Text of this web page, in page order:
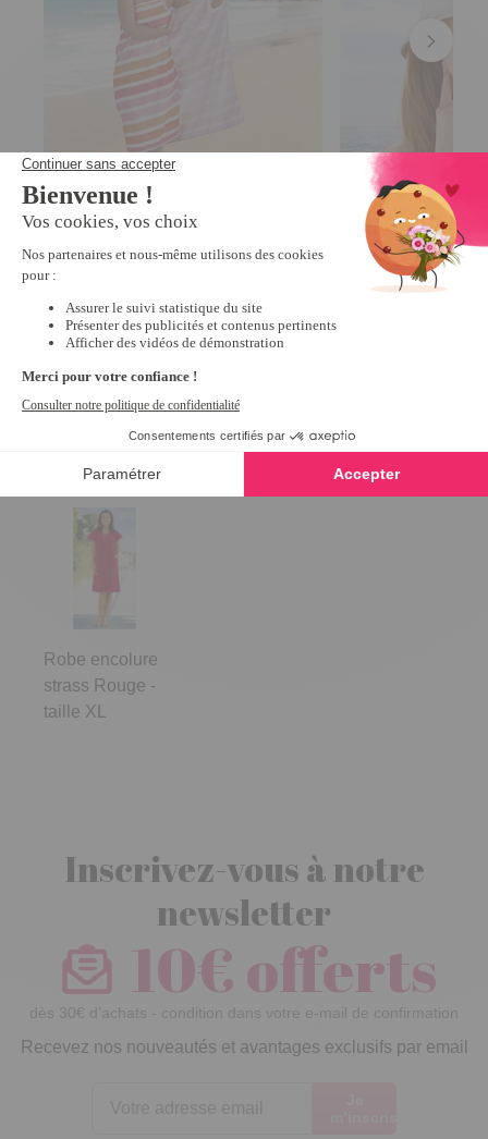
Robe de plage 160 x 90 cm
avis
19,99 €
Chapeau bob fleuri
12,99 €
Derniers articles consultés
Robe encolure
strass Rouge -
taille XL
Inscrivez-vous à notre
newsletter
10€ offerts
dès 30€ d’achats - condition dans votre e-mail de confirmation
Recevez nos nouveautés et avantages exclusifs par email